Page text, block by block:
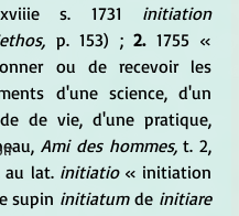
s. 1731
initiation
p. 153) ; 2. 1755 «
ou de recevoir les
d'une science, d'un
de vie, d'une pratique,
Ami des hommes, t. 2,
au lat. initiatio « initiation
supin initiatum de
initiare